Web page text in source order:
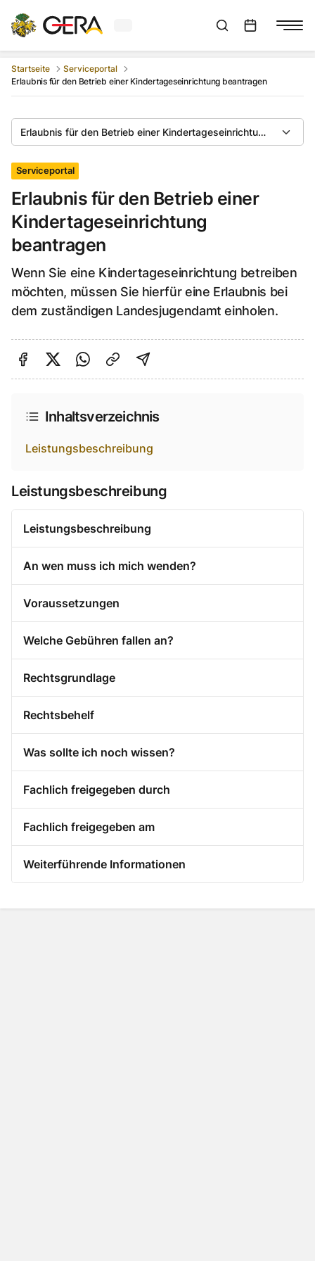
Aktuelles Wetter in GeraSuchleiste anzeigen
Startseite
Serviceportal
Erlaubnis für den Betrieb einer Kindertageseinrichtung beantragen
Erlaubnis für den Betrieb einer Kindertageseinrichtung
Serviceportal
Erlaubnis für den Betrieb einer
Kindertageseinrichtung
beantragen
Wenn Sie eine Kindertageseinrichtung betreiben
möchten, müssen Sie hierfür eine Erlaubnis bei
dem zuständigen Landesjugendamt einholen.
Auf Facebook teilen
Auf Twitter teilen
Per Link teilen
shareViaEmail
Inhaltsverzeichnis
Leistungsbeschreibung
Leistungsbeschreibung
Leistungsbeschreibung
An wen muss ich mich wenden?
Voraussetzungen
Welche Gebühren fallen an?
Rechtsgrundlage
Rechtsbehelf
Was sollte ich noch wissen?
Fachlich freigegeben durch
Fachlich freigegeben am
Weiterführende Informationen